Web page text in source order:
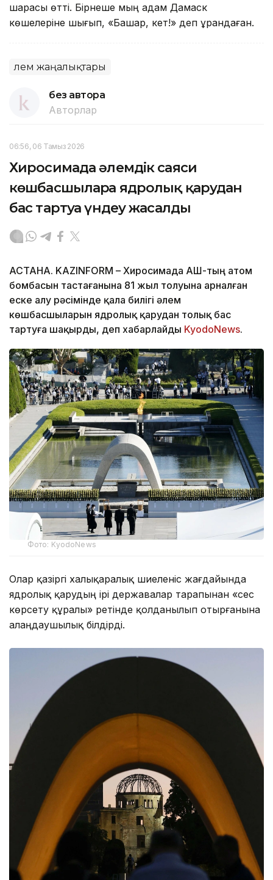
шарасы өтті. Бірнеше мың адам Дамаск
көшелеріне шығып, «Башар, кет!» деп ұрандаған.
Әлем жаңалықтары
без автора
Авторлар
06:56, 06 Тамыз 2026
Хиросимада әлемдік саяси
көшбасшыларға ядролық қарудан
бас тартуға үндеу жасалды
АСТАНА. KAZINFORM – Хиросимада АҚШ-тың атом
бомбасын тастағанына 81 жыл толуына арналған
еске алу рәсімінде қала билігі әлем
көшбасшыларын ядролық қарудан толық бас
тартуға шақырды, деп хабарлайды KyodoNews.
Фото: KyodoNews
Олар қазіргі халықаралық шиеленіс жағдайында
ядролық қарудың ірі державалар тарапынан «сес
көрсету құралы» ретінде қолданылып отырғанына
алаңдаушылық білдірді.